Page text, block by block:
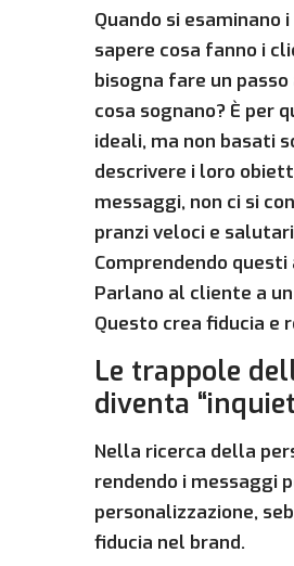
Quando si
sapere cosa fanno i
bisogna fare un
cosa sognano? È per
ideali, ma non basati
descrivere i loro
messaggi, non ci si
pranzi veloci e
Comprendendo questi
Parlano al cliente a
Questo crea fiducia e
Le trappole
diventa
Nella ricerca della
rendendo i messaggi
personalizzazione,
fiducia nel brand.